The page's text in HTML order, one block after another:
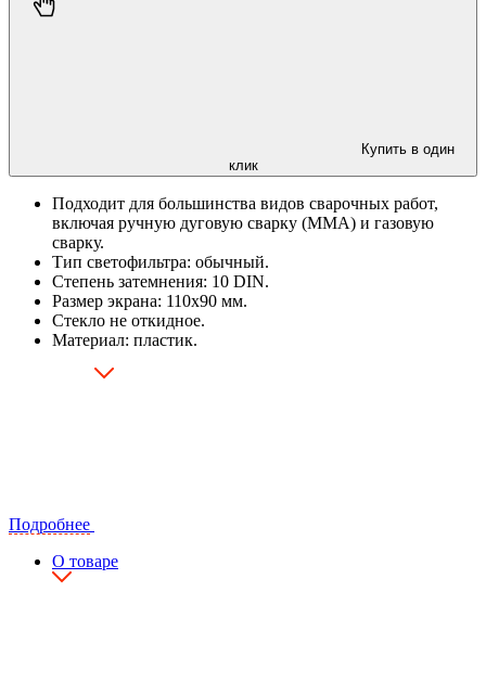
Купить в один
клик
Подходит для большинства видов сварочных работ,
включая ручную дуговую сварку (MMA) и газовую
сварку.
Тип светофильтра: обычный.
Степень затемнения: 10 DIN.
Размер экрана: 110х90 мм.
Стекло не откидное.
Материал: пластик.
Подробнее
О товаре